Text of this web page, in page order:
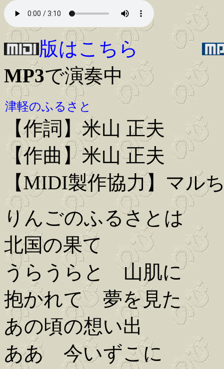
版はこちら
MP3で演奏中
津軽のふるさと
【作詞】米山 正夫
【作曲】米山 正夫
【MIDI製作協力】マル
りんごのふるさとは
北国の果て
うらうらと 山肌に
抱かれて 夢を見た
あの頃の想い出
ああ 今いずこに